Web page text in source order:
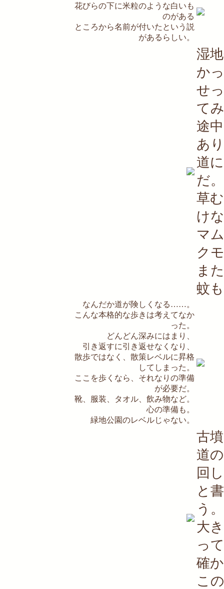
花びらの下に米粒のような白いも
のがある
ところから名前が付いたという説
があるらしい。
湿
か
せ
て
途
あ
道
だ。
草
け
マ
ク
ま
蚊
なんだか道が険しくなる……。
こんな本格的な歩きは考えてなか
った。
どんどん深みにはまり、
引き返すに引き返せなくなり、
散歩ではなく、散策レベルに昇格
してしまった。
ここを歩くなら、それなりの準備
が必要だ。
靴、服装、タオル、飲み物など。
心の準備も。
緑地公園のレベルじゃない。
古
道
回
と
う。
大
っ
確
こ